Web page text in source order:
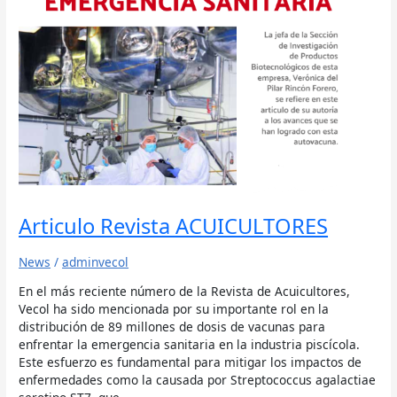
Articulo Revista ACUICULTORES
News /adminvecol
En el más reciente número de la Revista de Acuicultores,
Vecol ha sido mencionada por su importante rol en la
distribución de 89 millones de dosis de vacunas para
enfrentar la emergencia sanitaria en la industria piscícola.
Este esfuerzo es fundamental para mitigar los impactos de
enfermedades como la causada por Streptococcus agalactiae